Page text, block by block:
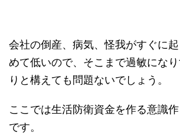
会社の倒産、病気、怪我がすぐに
めて低いので、そこまで過敏にな
りと構えても問題ないでしょう。
ここでは生活防衛資金を作る意識
です。